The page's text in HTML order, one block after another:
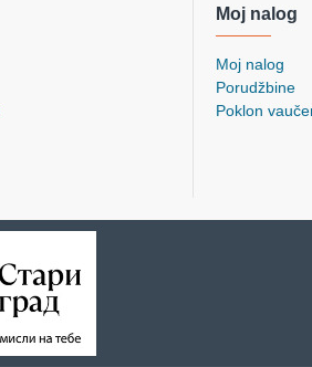
Moj nalog
Moj nalog
Porudžbine
Poklon